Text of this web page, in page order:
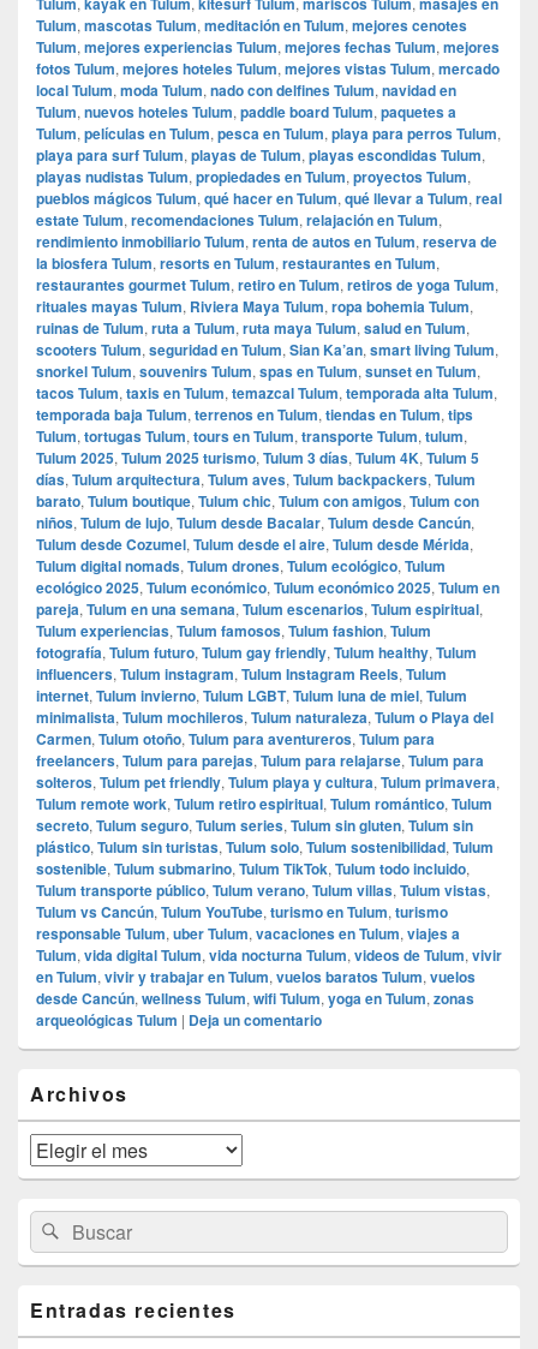
Tulum, mascotas Tulum, meditación en Tulum, mejores cenotes
Tulum, mejores experiencias Tulum, mejores fechas Tulum, mejores
fotos Tulum, mejores hoteles Tulum, mejores vistas Tulum, mercado
local Tulum, moda Tulum, nado con delfines Tulum, navidad en
Tulum, nuevos hoteles Tulum, paddle board Tulum, paquetes a
Tulum, películas en Tulum, pesca en Tulum, playa para perros Tulum,
playa para surf Tulum, playas de Tulum, playas escondidas Tulum,
playas nudistas Tulum, propiedades en Tulum, proyectos Tulum,
pueblos mágicos Tulum, qué hacer en Tulum, qué llevar a Tulum, real
estate Tulum, recomendaciones Tulum, relajación en Tulum,
rendimiento inmobiliario Tulum, renta de autos en Tulum, reserva de
la biosfera Tulum, resorts en Tulum, restaurantes en Tulum,
restaurantes gourmet Tulum, retiro en Tulum, retiros de yoga Tulum,
rituales mayas Tulum, Riviera Maya Tulum, ropa bohemia Tulum,
ruinas de Tulum, ruta a Tulum, ruta maya Tulum, salud en Tulum,
scooters Tulum, seguridad en Tulum, Sian Ka’an, smart living Tulum,
snorkel Tulum, souvenirs Tulum, spas en Tulum, sunset en Tulum,
tacos Tulum, taxis en Tulum, temazcal Tulum, temporada alta Tulum,
temporada baja Tulum, terrenos en Tulum, tiendas en Tulum, tips
Tulum, tortugas Tulum, tours en Tulum, transporte Tulum, tulum,
Tulum 2025, Tulum 2025 turismo, Tulum 3 días, Tulum 4K, Tulum 5
días, Tulum arquitectura, Tulum aves, Tulum backpackers, Tulum
barato, Tulum boutique, Tulum chic, Tulum con amigos, Tulum con
niños, Tulum de lujo, Tulum desde Bacalar, Tulum desde Cancún,
Tulum desde Cozumel, Tulum desde el aire, Tulum desde Mérida,
Tulum digital nomads, Tulum drones, Tulum ecológico, Tulum
ecológico 2025, Tulum económico, Tulum económico 2025, Tulum en
pareja, Tulum en una semana, Tulum escenarios, Tulum espiritual,
Tulum experiencias, Tulum famosos, Tulum fashion, Tulum
fotografía, Tulum futuro, Tulum gay friendly, Tulum healthy, Tulum
influencers, Tulum instagram, Tulum Instagram Reels, Tulum
internet, Tulum invierno, Tulum LGBT, Tulum luna de miel, Tulum
minimalista, Tulum mochileros, Tulum naturaleza, Tulum o Playa del
Carmen, Tulum otoño, Tulum para aventureros, Tulum para
freelancers, Tulum para parejas, Tulum para relajarse, Tulum para
solteros, Tulum pet friendly, Tulum playa y cultura, Tulum primavera,
Tulum remote work, Tulum retiro espiritual, Tulum romántico, Tulum
secreto, Tulum seguro, Tulum series, Tulum sin gluten, Tulum sin
plástico, Tulum sin turistas, Tulum solo, Tulum sostenibilidad, Tulum
sostenible, Tulum submarino, Tulum TikTok, Tulum todo incluido,
Tulum transporte público, Tulum verano, Tulum villas, Tulum vistas,
Tulum vs Cancún, Tulum YouTube, turismo en Tulum, turismo
responsable Tulum, uber Tulum, vacaciones en Tulum, viajes a
Tulum, vida digital Tulum, vida nocturna Tulum, videos de Tulum, vivir
en Tulum, vivir y trabajar en Tulum, vuelos baratos Tulum, vuelos
desde Cancún, wellness Tulum, wifi Tulum, yoga en Tulum, zonas
arqueológicas Tulum | Deja un comentario
área
de
widget
barra
lateral
primaria
Archivos
Archivos
Buscar
por:
Buscar
Entradas recientes